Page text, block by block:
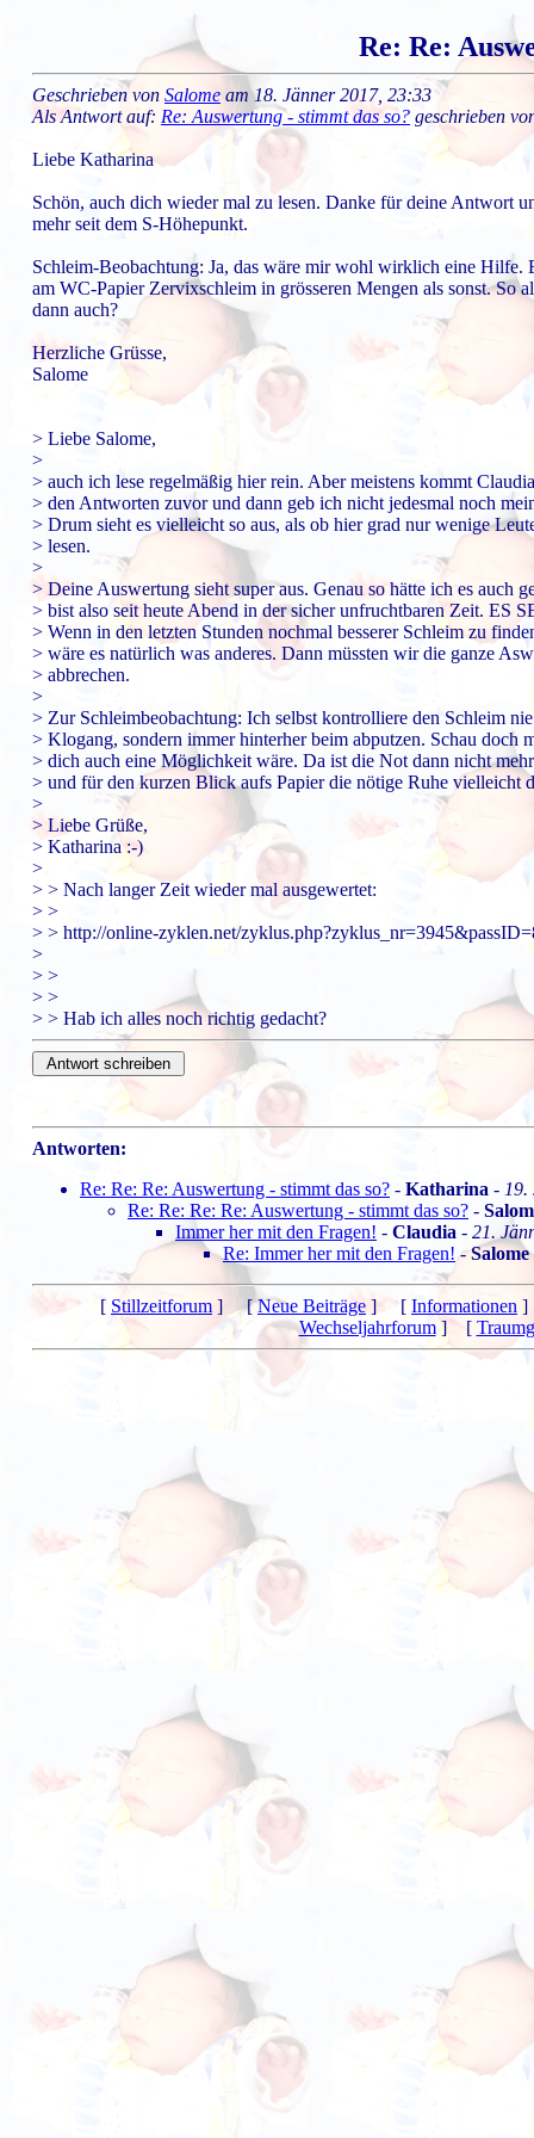
Re: Re:
Geschrieben von Salome am 18. Jänner 2017, 23:33
Als Antwort auf: Re: Auswertung - stimmt das so? geschrieben
Liebe Katharina
Schön, auch dich wieder mal zu lesen. Danke für deine Antwort
mehr seit dem S-Höhepunkt.
Schleim-Beobachtung: Ja, das wäre mir wohl wirklich eine Hilfe.
am WC-Papier Zervixschleim in grösseren Mengen als sonst. So
dann auch?
Herzliche Grüsse,
Salome
> Liebe Salome,
>
> auch ich lese regelmäßig hier rein. Aber meistens kommt
> den Antworten zuvor und dann geb ich nicht jedesmal noch
> Drum sieht es vielleicht so aus, als ob hier grad nur wenige
> lesen.
>
> Deine Auswertung sieht super aus. Genau so hätte ich es auch
> bist also seit heute Abend in der sicher unfruchtbaren Zeit. ES
> Wenn in den letzten Stunden nochmal besserer Schleim zu
> wäre es natürlich was anderes. Dann müssten wir die ganze
> abbrechen.
>
> Zur Schleimbeobachtung: Ich selbst kontrolliere den Schleim
> Klogang, sondern immer hinterher beim abputzen. Schau doch
> dich auch eine Möglichkeit wäre. Da ist die Not dann nicht
> und für den kurzen Blick aufs Papier die nötige Ruhe vielleicht
>
> Liebe Grüße,
> Katharina :-)
>
> > Nach langer Zeit wieder mal ausgewertet:
> >
> > http://online-zyklen.net/
>
> >
> >
> > Hab ich alles noch richtig gedacht?
Antworten:
Re: Re: Re: Auswertung - stimmt das so? - Katharina - 19.
Re: Re: Re: Re: Auswertung - stimmt das so? -
Immer her mit den Fragen! - Claudia - 21.
Re: Immer her mit den Fragen! -Salome
[ Stillzeitforum ] [Neue Beiträge ] [ Informationen
Wechseljahrforum] [